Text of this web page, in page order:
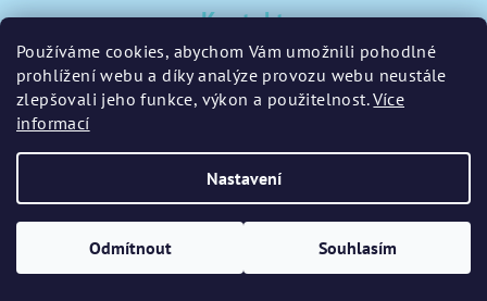
Používáme cookies, abychom Vám umožnili pohodlné
prohlížení webu a díky analýze provozu webu neustále
zlepšovali jeho funkce, výkon a použitelnost.Více
informací
Nastavení
Odmítnout Souhlasím
Kontakt
sklad@sladke-potreby.cz
+420 797728283
Upravit nastavení cookies
Vytvořil Shoptet